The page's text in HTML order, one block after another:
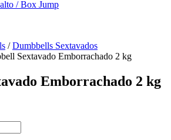
/ Box Jump
/Dumbbells Sextavados
Sextavado Emborrachado 2 kg
Emborrachado 2 kg